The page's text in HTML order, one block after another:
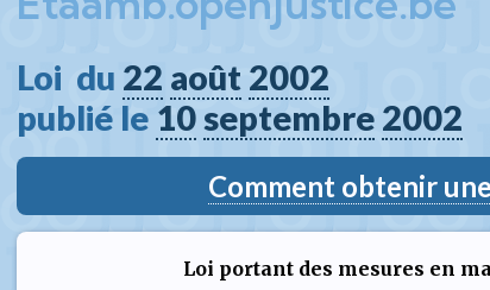
Loi  du 22 août 2002
publié le 10septembre 2002
Comment obtenir
Loi portant des mesures en